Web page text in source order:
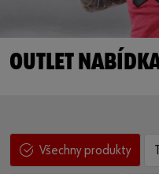
OUTLET
Všechny produkty